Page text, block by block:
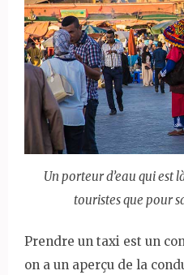
Un porteur d’eau qui est
touristes que pour
Prendre un taxi est un
on a un aperçu de la